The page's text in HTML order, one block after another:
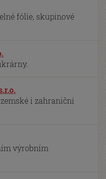
fólie, skupinové
i zahraniční
výrobním